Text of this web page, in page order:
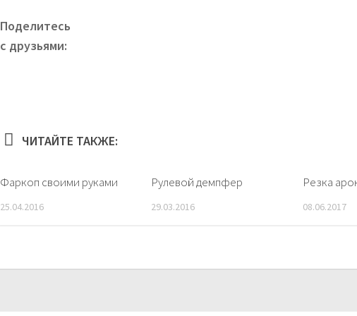
Поделитесь
с друзьями:
ЧИТАЙТЕ ТАКЖЕ:
Фаркоп своими руками
25.04.2016
Рулевой демпфер
29.03.2016
Резка
08.06.2017